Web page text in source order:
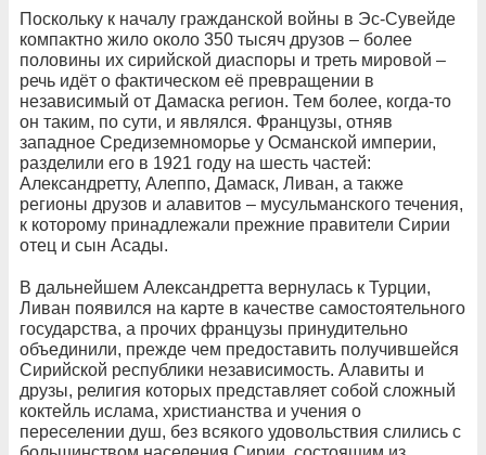
Поскольку к началу гражданской войны в Эс-Сувейде
компактно жило около 350 тысяч друзов – более
половины их сирийской диаспоры и треть мировой –
речь идёт о фактическом её превращении в
независимый от Дамаска регион. Тем более, когда-то
он таким, по сути, и являлся. Французы, отняв
западное Средиземноморье у Османской империи,
разделили его в 1921 году на шесть частей:
Александретту, Алеппо, Дамаск, Ливан, а также
регионы друзов и алавитов – мусульманского течения,
к которому принадлежали прежние правители Сирии
отец и сын Асады.
В дальнейшем Александретта вернулась к Турции,
Ливан появился на карте в качестве самостоятельного
государства, а прочих французы принудительно
объединили, прежде чем предоставить получившейся
Сирийской республики независимость. Алавиты и
друзы, религия которых представляет собой сложный
коктейль ислама, христианства и учения о
переселении душ, без всякого удовольствия слились с